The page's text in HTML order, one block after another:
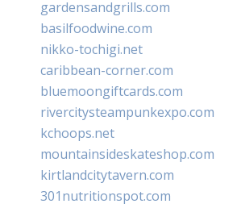
gardensandgrills.com
basilfoodwine.com
nikko-tochigi.net
caribbean-corner.com
bluemoongiftcards.com
rivercitysteampunkexpo.com
kchoops.net
mountainsideskateshop.com
kirtlandcitytavern.com
301nutritionspot.com